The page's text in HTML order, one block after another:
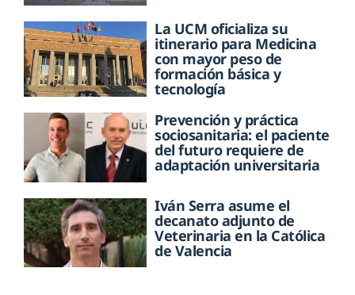
La UCM oficializa su
itinerario para Medicina
con mayor peso de
formación básica y
tecnología
Prevención y práctica
sociosanitaria: el paciente
del futuro requiere de
adaptación universitaria
Iván Serra asume el
decanato adjunto de
Veterinaria en la Católica
de Valencia